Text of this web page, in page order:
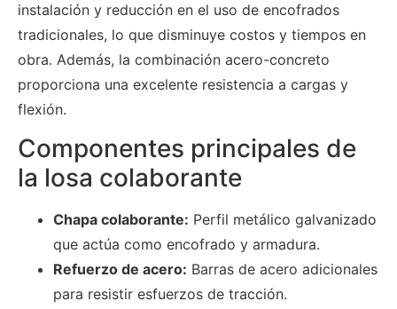
instalación y reducción en el uso de encofrados
tradicionales, lo que disminuye costos y tiempos en
obra. Además, la combinación acero-concreto
proporciona una excelente resistencia a cargas y
flexión.
Componentes principales de
la losa colaborante
Chapa colaborante: Perfil metálico galvanizado
que actúa como encofrado y armadura.
Refuerzo de acero: Barras de acero adicionales
para resistir esfuerzos de tracción.